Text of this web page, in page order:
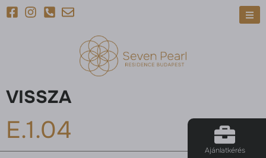
Ajánlatkérés
VISSZA
E.1.04